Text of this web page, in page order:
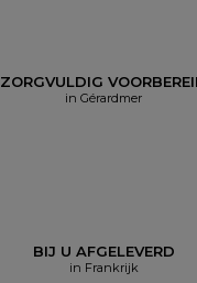
ZORGVULDIG
in Gérardmer
BIJ U AFGELEVERD
in Frankrijk